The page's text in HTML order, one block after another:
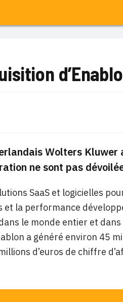
Wolters Kluwer
ne sont pas
SaaS et logicielles
la performance
le monde entier et
a généré environ 45
d’euros de chiffre